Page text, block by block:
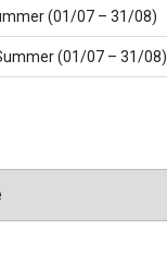
(01/07 – 31/08)
(01/07 – 31/08)